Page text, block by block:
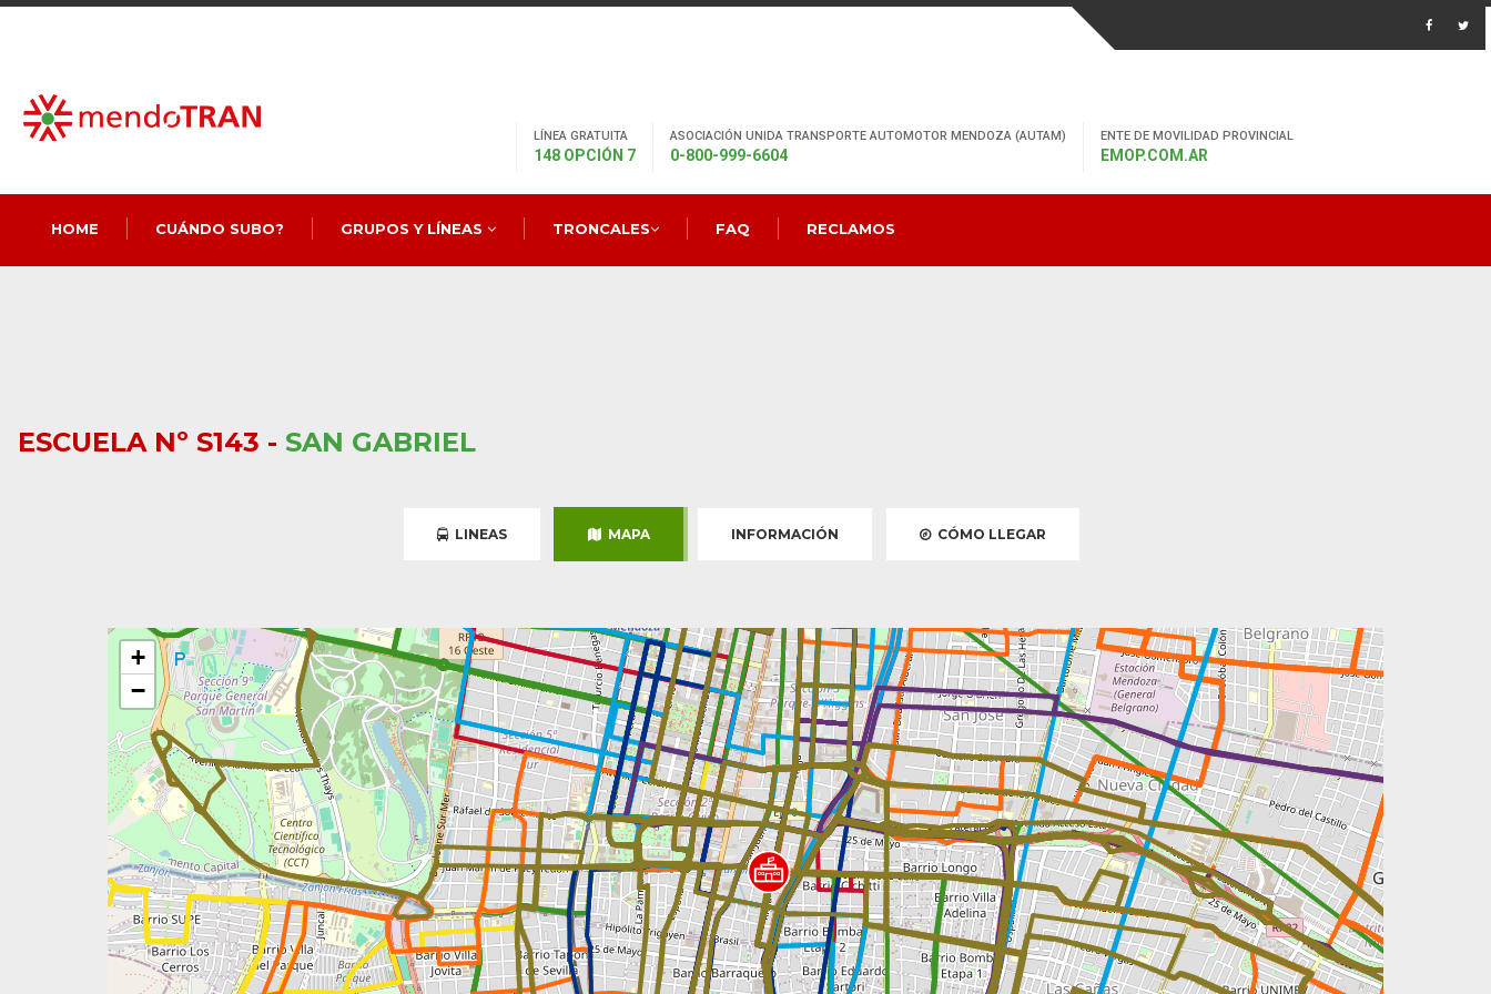
LÍNEA GRATUITA
148 OPCIÓN 7
ASOCIACIÓN UNIDA TRANSPORTE AUTOMOTOR MENDOZA (AUTAM)
0-800-999-6604
ENTE DE MOVILIDAD PROVINCIAL
EMOP.COM.AR
HOME CUÁNDO SUBO? GRUPOS Y LÍNEAS TRONCALES FAQ RECLAMOS
ESCUELA Nº S143 - SAN GABRIEL
LINEAS MAPA INFORMACIÓN CÓMO LLEGAR
+
−